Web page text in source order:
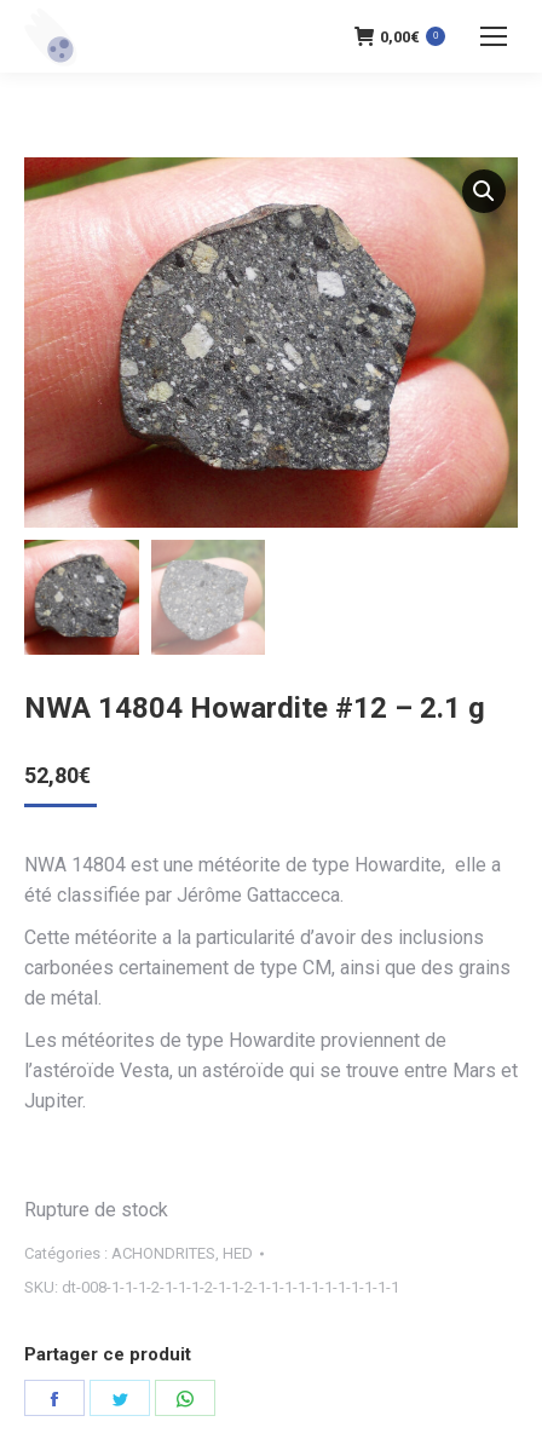
0,00€ 0
NWA 14804 Howardite #12 – 2.1 g
52,80€
NWA 14804 est une météorite de type Howardite, elle a
été classifiée par Jérôme Gattacceca.
Cette météorite a la particularité d’avoir des inclusions
carbonées certainement de type CM, ainsi que des grains
de métal.
Les météorites de type Howardite proviennent de
l’astéroïde Vesta, un astéroïde qui se trouve entre Mars et
Jupiter.
Rupture de stock
Catégories : ACHONDRITES HED
SKU: dt-008-1-1-1-2-1-1-1-2-1-1-2-1-1-1-1-1-1-1-1-1-1-1
Partager ce produit
Partager Partager